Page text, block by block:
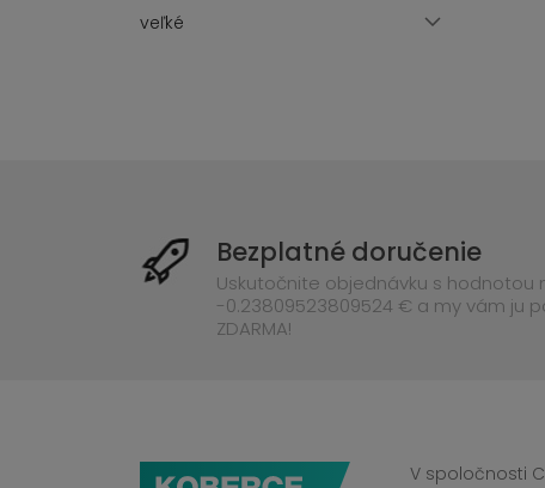
veľké
Bezplatné doručenie
Uskutočnite objednávku s hodnotou
-0.23809523809524 € a my vám ju
ZDARMA!
V spoločnosti